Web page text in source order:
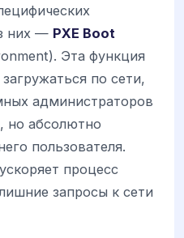
них — PXE Boot
Эта функция
по сети,
администраторов
но абсолютно
пользователя.
ускоряет процесс
запросы к сети